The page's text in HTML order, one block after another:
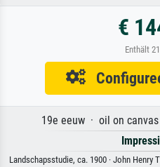
€
Enthält
19e eeuw · oil on
Landschapsstudie, ca. 1900 · John